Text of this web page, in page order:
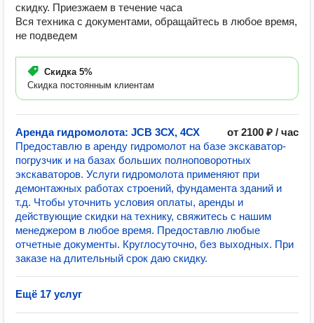
скидку. Приезжаем в течение часа
Вся техника с документами, обращайтесь в любое время,
не подведем
Скидка 5%
Скидка постоянным клиентам
Аренда гидромолота: JCB 3СХ, 4СХ
от 2100 ₽ / час
Предоставлю в аренду гидромолот на базе экскаватор-
погрузчик и на базах больших полноповоротных
экскаваторов. Услуги гидромолота применяют при
демонтажных работах строений, фундамента зданий и
т.д. Чтобы уточнить условия оплаты, аренды и
действующие скидки на технику, свяжитесь с нашим
менеджером в любое время. Предоставлю любые
отчетные документы. Круглосуточно, без выходных. При
заказе на длительный срок даю скидку.
Ещё 17 услуг